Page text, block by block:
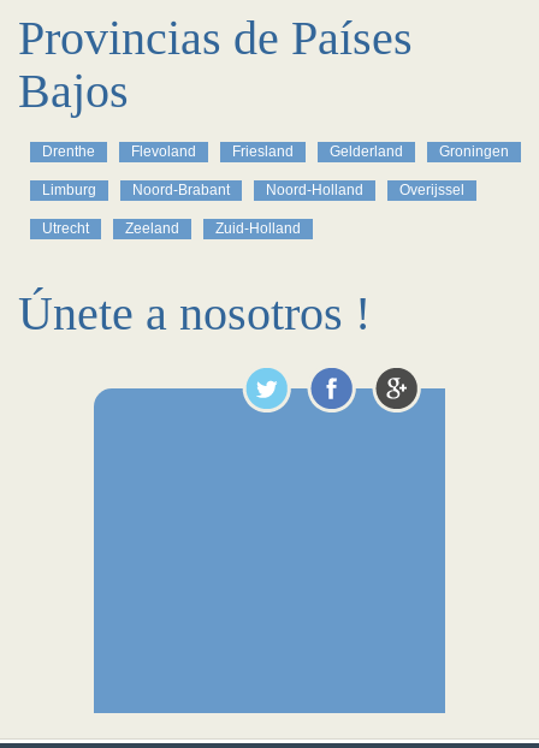
Provincias de Países
Bajos
Drenthe Flevoland Friesland Gelderland Groningen
Limburg Noord-Brabant Noord-Holland Overijssel
Utrecht Zeeland Zuid-Holland
Únete a nosotros !